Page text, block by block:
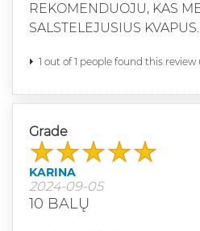
REKOMENDUOJU, KAS
SALSTELEJUSIUS KVAPUS.
1 out of 1 people found this review
Grade
KARINA
2024-09-05
10 BALŲ